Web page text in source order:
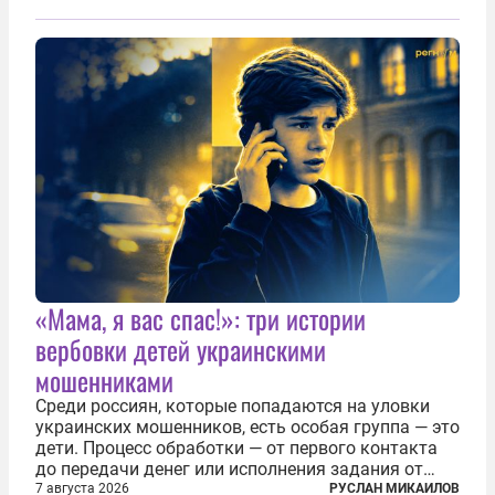
заявили, что они могли заключаться с целью
создания в Финляндии шпионской сети, чтобы
следить за...
«Мама, я вас спас!»: три истории
вербовки детей украинскими
мошенниками
Среди россиян, которые попадаются на уловки
украинских мошенников, есть особая группа — это
дети. Процесс обработки — от первого контакта
до передачи денег или исполнения задания от
кураторов может занять от двух часов до
7 августа 2026 РУСЛАН МИКАИЛОВ